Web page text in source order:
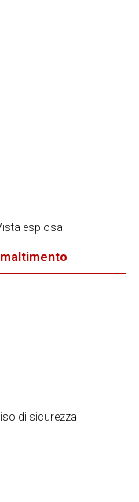
esplosa
di sicurezza